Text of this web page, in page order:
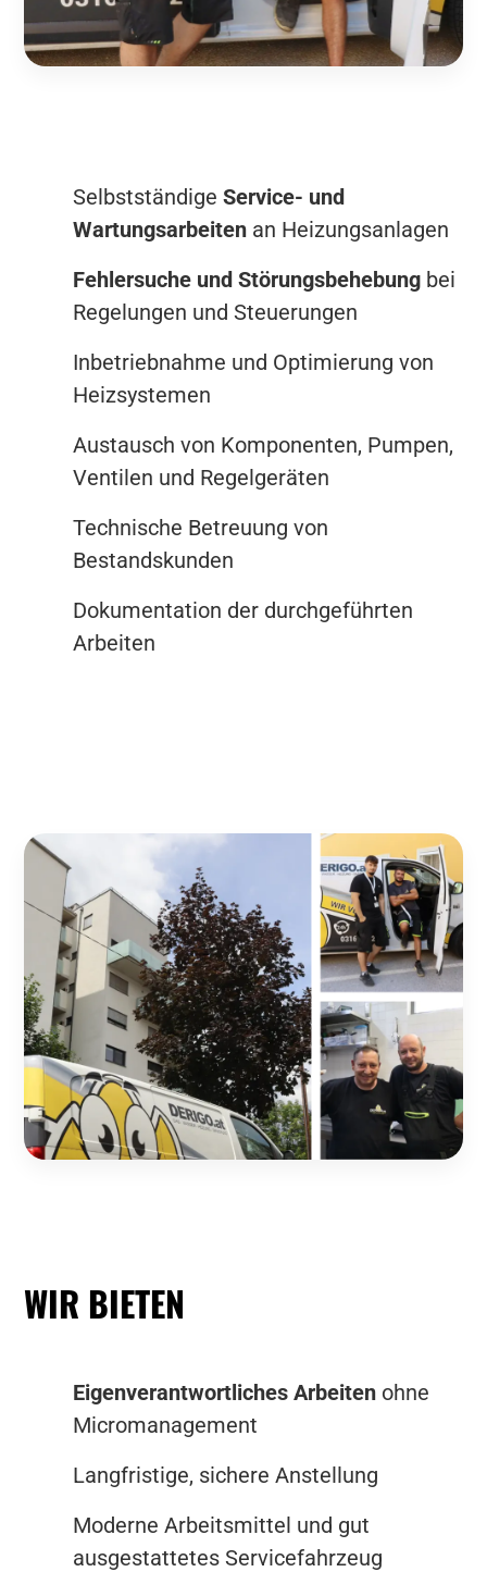
SelbstständigeService- und
Wartungsarbeiten an Heizungsanlagen
Fehlersuche und Störungsbehebung bei
Regelungen und Steuerungen
Inbetriebnahme und Optimierung von
Heizsystemen
Austausch von Komponenten, Pumpen,
Ventilen und Regelgeräten
Technische Betreuung von
Bestandskunden
Dokumentation der durchgeführten
Arbeiten
WIR BIETEN
Eigenverantwortliches Arbeiten ohne
Micromanagement
Langfristige, sichere Anstellung
Moderne Arbeitsmittel und gut
ausgestattetes Servicefahrzeug